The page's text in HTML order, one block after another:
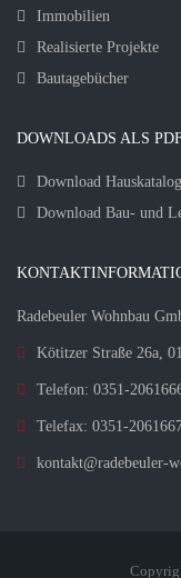
Immobilien
Realisierte Projekte
Bautagebücher
DOWNLOADS ALS
Download Hauskatalog
Download Bau- und
Radebeuler Wohnbau
Kötitzer Straße 26a,
Telefon: 0351-
Telefax: 0351-
kontakt@radebeuler-